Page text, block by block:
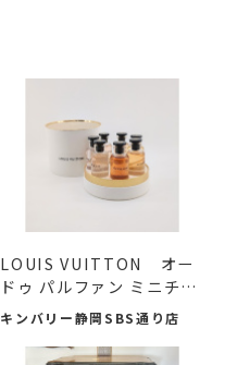
LOUIS VUITTON オー
ドゥ パルファン ミニチュ
アセ...
キンバリー静岡SBS通り店